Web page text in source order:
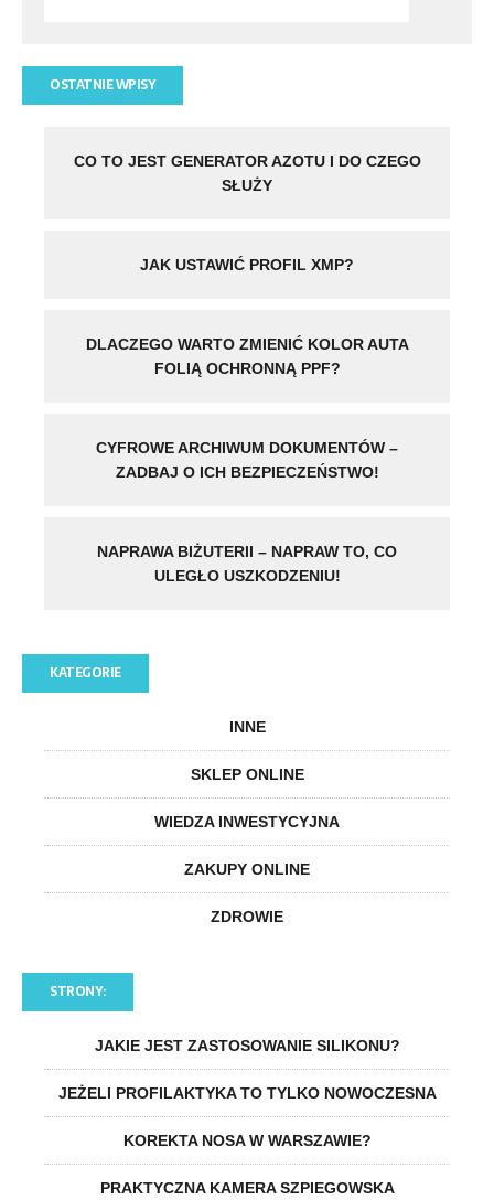
OSTATNIE WPISY
CO TO JEST GENERATOR AZOTU I DO CZEGO
SŁUŻY
JAK USTAWIĆ PROFIL XMP?
DLACZEGO WARTO ZMIENIĆ KOLOR AUTA
FOLIĄ OCHRONNĄ PPF?
CYFROWE ARCHIWUM DOKUMENTÓW –
ZADBAJ O ICH BEZPIECZEŃSTWO!
NAPRAWA BIŻUTERII – NAPRAW TO, CO
ULEGŁO USZKODZENIU!
KATEGORIE
INNE
SKLEP ONLINE
WIEDZA INWESTYCYJNA
ZAKUPY ONLINE
ZDROWIE
STRONY:
JAKIE JEST ZASTOSOWANIE SILIKONU?
JEŻELI PROFILAKTYKA TO TYLKO NOWOCZESNA
KOREKTA NOSA W WARSZAWIE?
PRAKTYCZNA KAMERA SZPIEGOWSKA